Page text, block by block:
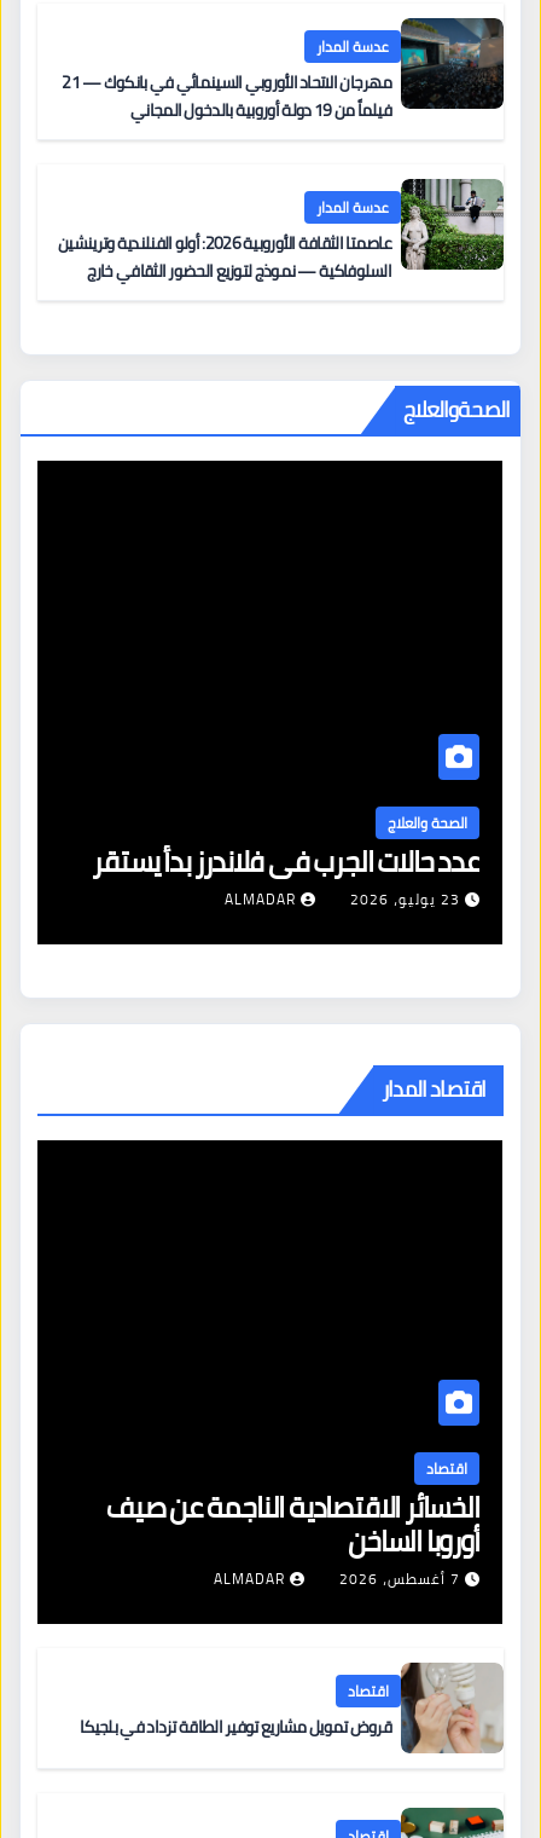
عدسة المدار
مهرجان الاتحاد الأوروبي السينمائي في بانكوك — 21
فيلماً من 19 دولة أوروبية بالدخول المجاني
عدسة المدار
عاصمتا الثقافة الأوروبية 2026: أولو الفنلندية وترينشين
السلوفاكية — نموذج لتوزيع الحضور الثقافي خارج
الصحةوالعلاج
الصحة والعلاج
عدد حالات الجرب في فلاندرز بدأ يستقر
23 يوليو، 2026 ALMADAR
اقتصاد المدار
اقتصاد
الخسائر الاقتصادية الناجمة عن صيف
أوروبا الساخن
7 أغسطس، 2026 ALMADAR
اقتصاد
قروض تمويل مشاريع توفير الطاقة تزداد في بلجيكا